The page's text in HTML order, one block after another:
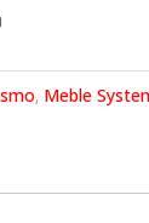
, Meble